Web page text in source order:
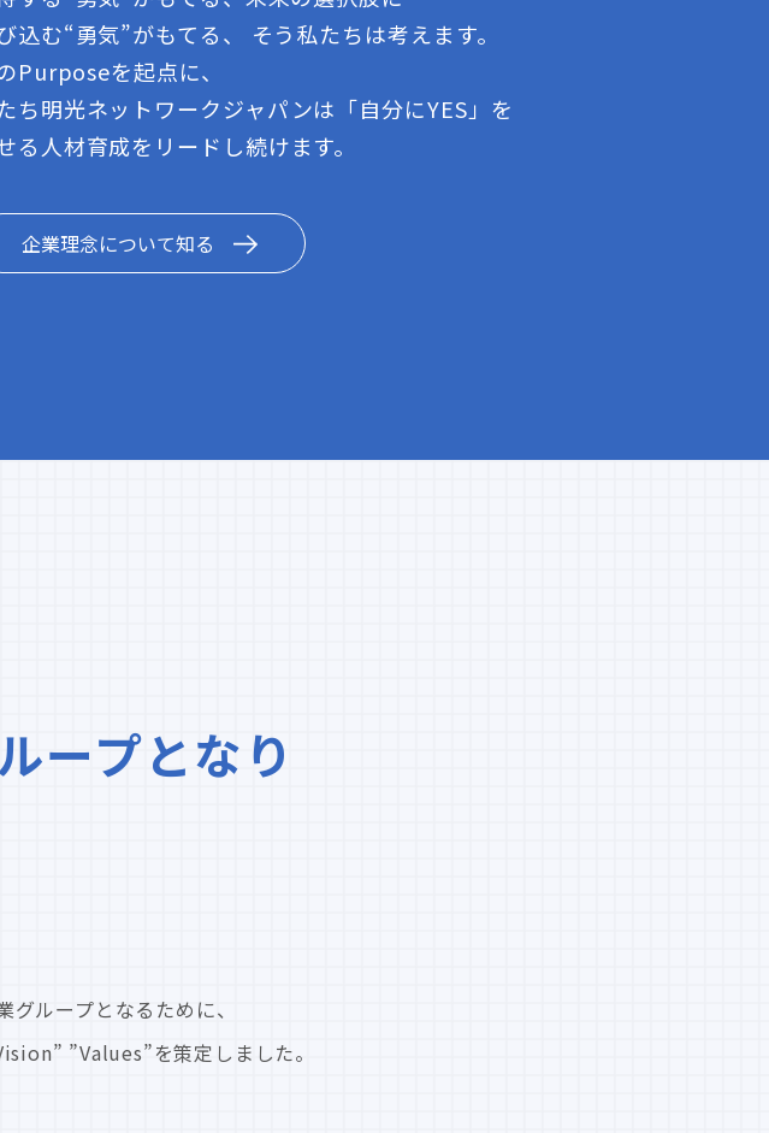
込む“勇気”がもてる、 そう私たちは考えます。
Purposeを起点に、
ち明光ネットワークジャパンは「自分にYES」を
る人材育成をリードし続けます。
企業理念について知る
ープとなり
ループとなるために、
”Values”を策定しました。